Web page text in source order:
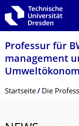
Zur Hauptnavigation
Zur Suche springen
Zum Inhalt springen
Professur für
management
Breadcrumb-Menü
Startseite Die